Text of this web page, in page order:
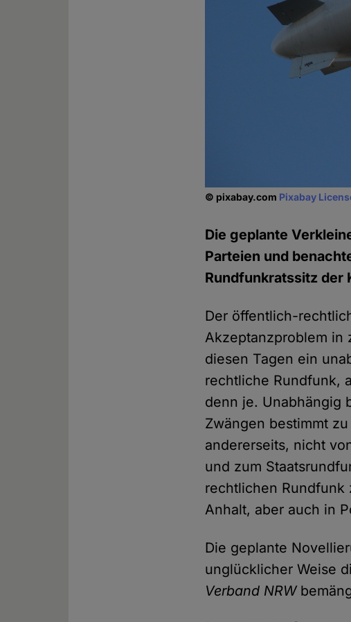
© pixabay.com Pixabay
Die geplante
Parteien und
Rundfunkratssitz der
Der öffentlich-
Akzeptanzproblem in
diesen Tagen ein
rechtliche Rundfunk,
denn je. Unabhängig
Zwängen bestimmt
andererseits, nicht
und zum
rechtlichen
Anhalt, aber auch in
Die geplante
unglücklicher Weise
Verband NRW